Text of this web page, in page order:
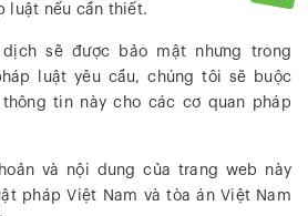
luật nếu cần thiết.
sẽ được bảo mật nhưng trong
luật yêu cầu, chúng tôi sẽ buộc
tin này cho các cơ quan pháp
và nội dung của trang web này
pháp Việt Nam và tòa án Việt Nam